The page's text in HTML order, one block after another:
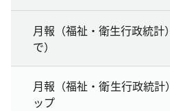
月報（福祉・衛生行政統計
で）
月報（福祉・衛生行政統
ップ